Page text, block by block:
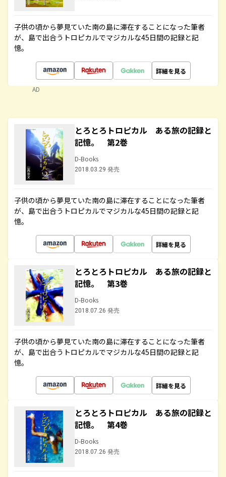
子供の頃から夢見ていた南の島に滞在することになった筆者
が、島で出合うトロピカルでマジカルな45日間の記録と記
憶。
詳細を見る
AD
とろとろトロピカル ある旅の記録と
記憶。 第2巻
D-Books
2018.03.29 発売
子供の頃から夢見ていた南の島に滞在することになった筆者
が、島で出合うトロピカルでマジカルな45日間の記録と記
憶。
詳細を見る
とろとろトロピカル ある旅の記録と
記憶。 第3巻
D-Books
2018.07.26 発売
子供の頃から夢見ていた南の島に滞在することになった筆者
が、島で出合うトロピカルでマジカルな45日間の記録と記
憶。
詳細を見る
とろとろトロピカル ある旅の記録と
記憶。 第4巻
D-Books
2018.07.26 発売